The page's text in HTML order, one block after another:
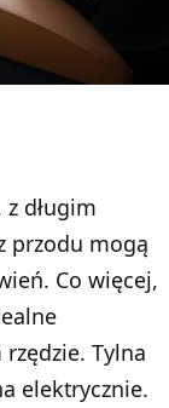
długim
przodu mogą
Co więcej,
Tylna
elektrycznie.